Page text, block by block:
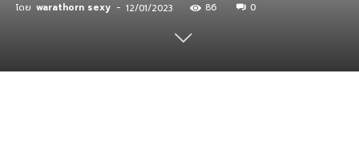
โดย warathorn sexy - 12/01/2023 86 0